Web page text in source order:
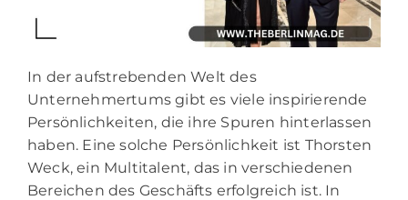
In der aufstrebenden Welt des
Unternehmertums gibt es viele inspirierende
Persönlichkeiten, die ihre Spuren hinterlassen
haben. Eine solche Persönlichkeit ist Thorsten
Weck, ein Multitalent, das in verschiedenen
Bereichen des Geschäfts erfolgreich ist. In